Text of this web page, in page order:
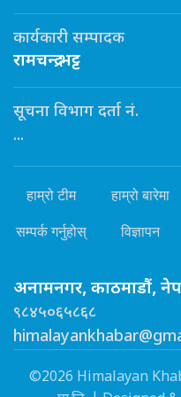
कार्यकारी सम्पादक
रामचन्द्र भट्ट
सूचना विभाग दर्ता नं.
...
हाम्रो टीम हाम्रो बारेमा
सम्पर्क गर्नुहोस् विज्ञापन
अनामनगर, काठमाडौं,
९८४५०६५८६८
©2026 Himalayan